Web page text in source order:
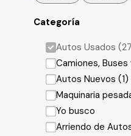
Categoría
Autos Usados
Camiones,
Autos Nuevos (1)
Maquinaria
Yo busco
Arriendo de